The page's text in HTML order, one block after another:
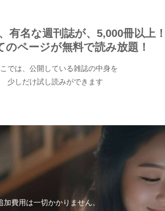
有名な週刊誌が、5,000冊以上
のページが無料で読み放題！
では、公開している雑誌の中身を
少しだけ試し読みができます
費用は一切かかりません。